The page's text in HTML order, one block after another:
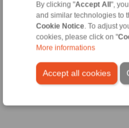
By clicking "Accept All ",
and similar technologies to
Cookie Notice. To adjust
cookies, please click on "
More informations
Accept all cookies
+49 6172 275-0
info@ringspann.de
www.ringspann.de
Contact Persons